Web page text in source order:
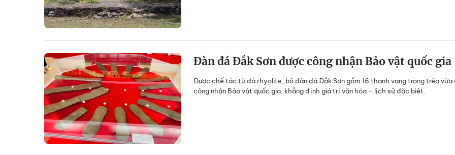
Đàn đá Đắk Sơn được công nhận Bảo vật quốc gia
Được chế tác từ đá rhyolite, bộ đàn đá Đắk Sơn gồm 16 thanh vang trong trẻo vừa
công nhận Bảo vật quốc gia, khẳng định giá trị văn hóa – lịch sử đặc biệt.